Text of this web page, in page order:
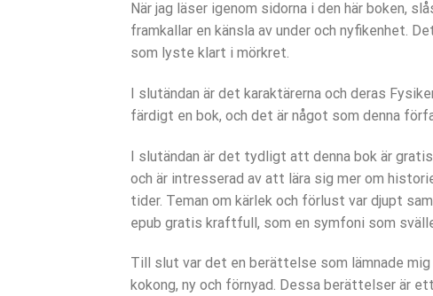
När jag läser igenom sidorna i den här boken,
framkallar en känsla av under och nyfikenhet.
som lyste klart i mörkret.
I slutändan är det karaktärerna och deras
färdigt en bok, och det är något som denna
I slutändan är det tydligt att denna bok är
och är intresserad av att lära sig mer om
tider. Teman om kärlek och förlust var djupt
epub gratis kraftfull, som en symfoni som
Till slut var det en berättelse som lämnade
kokong, ny och förnyad. Dessa berättelser är